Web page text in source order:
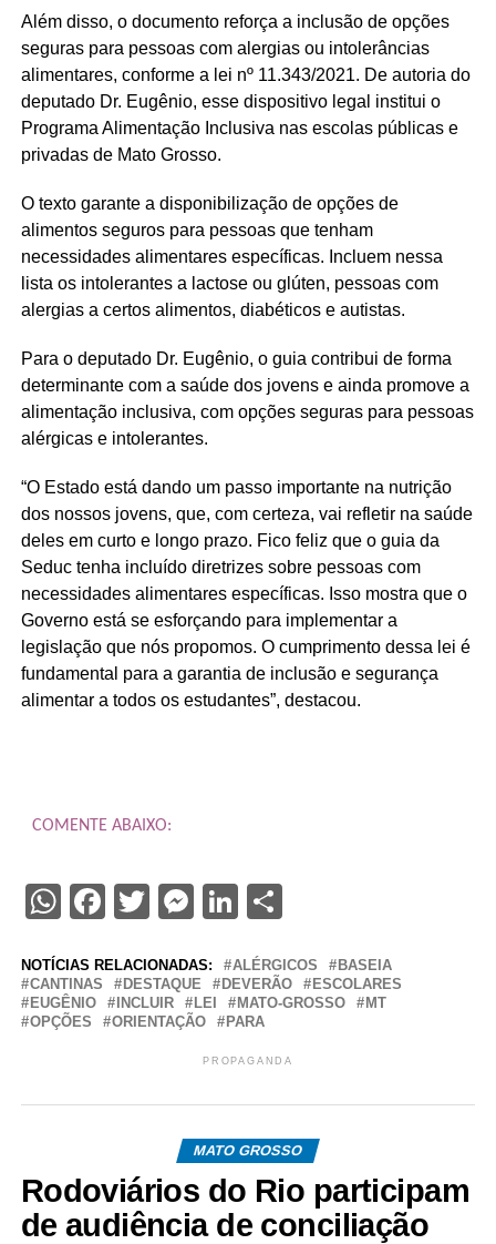
Além disso, o documento reforça a inclusão de opções
seguras para pessoas com alergias ou intolerâncias
alimentares, conforme a lei nº 11.343/2021. De autoria do
deputado Dr. Eugênio, esse dispositivo legal institui o
Programa Alimentação Inclusiva nas escolas públicas e
privadas de Mato Grosso.
O texto garante a disponibilização de opções de
alimentos seguros para pessoas que tenham
necessidades alimentares específicas. Incluem nessa
lista os intolerantes a lactose ou glúten, pessoas com
alergias a certos alimentos, diabéticos e autistas.
Para o deputado Dr. Eugênio, o guia contribui de forma
determinante com a saúde dos jovens e ainda promove a
alimentação inclusiva, com opções seguras para pessoas
alérgicas e intolerantes.
“O Estado está dando um passo importante na nutrição
dos nossos jovens, que, com certeza, vai refletir na saúde
deles em curto e longo prazo. Fico feliz que o guia da
Seduc tenha incluído diretrizes sobre pessoas com
necessidades alimentares específicas. Isso mostra que o
Governo está se esforçando para implementar a
legislação que nós propomos. O cumprimento dessa lei é
fundamental para a garantia de inclusão e segurança
alimentar a todos os estudantes”, destacou.
COMENTE ABAIXO:
WhatsApp
Facebook
Twitter
Messenger
LinkedIn
Share
NOTÍCIAS RELACIONADAS: ALÉRGICOS
BASEIA
CANTINAS
DESTAQUE DEVERÃO
ESCOLARES
EUGÊNIO
INCLUIR LEI MATO-GROSSO
MT
OPÇÕES
ORIENTAÇÃO PARA
PROPAGANDA
MATO GROSSO
Rodoviários do Rio participam
de audiência de conciliação